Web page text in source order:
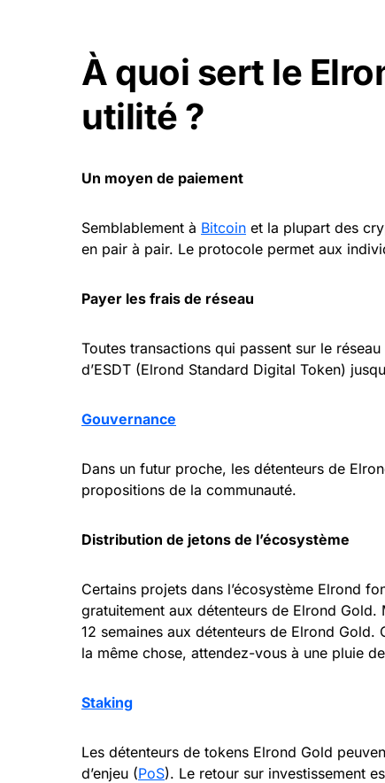
À quoi sert le
utilité ?
Un moyen de paiement
Semblablement à Bitcoin et la plupart des
en pair à pair. Le protocole permet aux
Payer les frais de réseau
Toutes transactions qui passent sur le
d’ESDT (Elrond Standard Digital Token)
Gouvernance
Dans un futur proche, les détenteurs de
propositions de la communauté.
Distribution de jetons de l’écosystème
Certains projets dans l’écosystème Elrond
gratuitement aux détenteurs de Elrond Gold.
12 semaines aux détenteurs de Elrond
la même chose, attendez-vous à une pluie
Staking
Les détenteurs de tokens Elrond Gold
d’enjeu (PoS). Le retour sur investissement